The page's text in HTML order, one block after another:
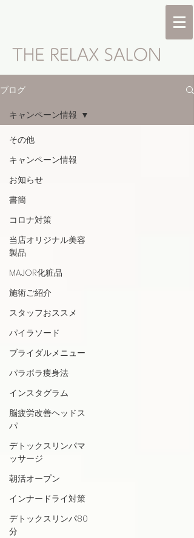
ブログ
その他
キャンペーン情報
お知らせ
書簡
コロナ対策
当店オリジナル美容
製品
MAJOR化粧品
施術ご紹介
スタッフおススメ
パイラソード
ブライダルメニュー
パラボラ痩身法
インスタグラム
脳疲労改善ヘッドス
パ
デトックスリンパマ
ッサージ
朝活オープン
インナードライ対策
デトックスリンパ80
分
キャンペーン情報